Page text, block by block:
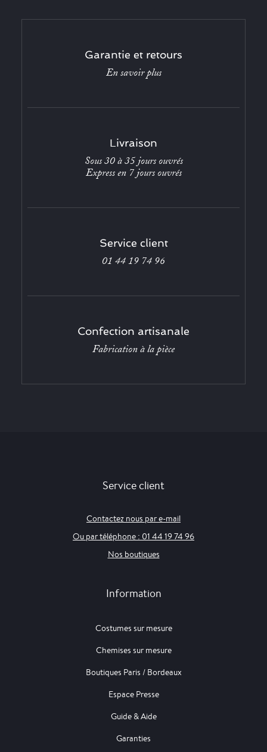
Garantie et retours
En savoir plus
Livraison
Sous 30 à 35 jours ouvrés
Express en 7 jours ouvrés
Service client
01 44 19 74 96
Confection artisanale
Fabrication à la pièce
Service client
Contactez nous par e-mail
Ou par téléphone : 01 44 19 74 96
Nos boutiques
Information
Costumes sur mesure
Chemises sur mesure
Boutiques Paris / Bordeaux
Espace Presse
Guide & Aide
Garanties